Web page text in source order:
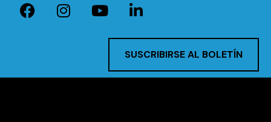
SUSCRIBIRSE AL BOLETÍN